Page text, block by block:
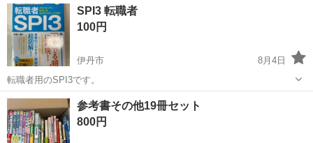
SPI3 転職者
100円
伊丹市
8月4日
転職者用のSPI3です。
兵庫 伊丹市 参考書 SPI3
参考書その他19冊セット
800円